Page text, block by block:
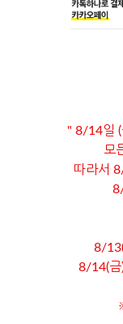
" 8/14일 (
모
따라서
8/
8/14(금